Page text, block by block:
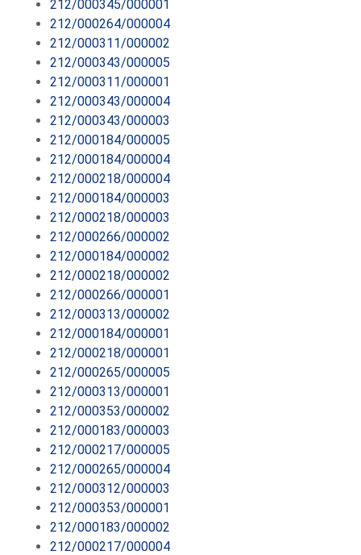
212/000345/000001
212/000264/000004
212/000311/000002
212/000343/000005
212/000311/000001
212/000343/000004
212/000343/000003
212/000184/000005
212/000184/000004
212/000218/000004
212/000184/000003
212/000218/000003
212/000266/000002
212/000184/000002
212/000218/000002
212/000266/000001
212/000313/000002
212/000184/000001
212/000218/000001
212/000265/000005
212/000313/000001
212/000353/000002
212/000183/000003
212/000217/000005
212/000265/000004
212/000312/000003
212/000353/000001
212/000183/000002
212/000217/000004